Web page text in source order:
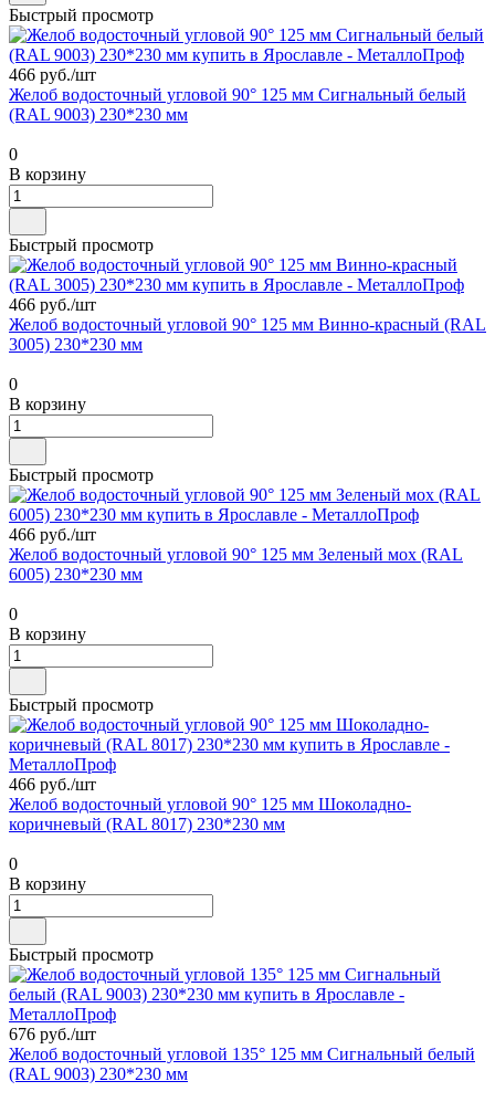
Быстрый просмотр
466 руб./шт
Желоб водосточный угловой 90° 125 мм Сигнальный белый
(RAL 9003) 230*230 мм
0
В корзину
Быстрый просмотр
466 руб./шт
Желоб водосточный угловой 90° 125 мм Винно-красный (RAL
3005) 230*230 мм
0
В корзину
Быстрый просмотр
466 руб./шт
Желоб водосточный угловой 90° 125 мм Зеленый мох (RAL
6005) 230*230 мм
0
В корзину
Быстрый просмотр
466 руб./шт
Желоб водосточный угловой 90° 125 мм Шоколадно-
коричневый (RAL 8017) 230*230 мм
0
В корзину
Быстрый просмотр
676 руб./шт
Желоб водосточный угловой 135° 125 мм Сигнальный белый
(RAL 9003) 230*230 мм